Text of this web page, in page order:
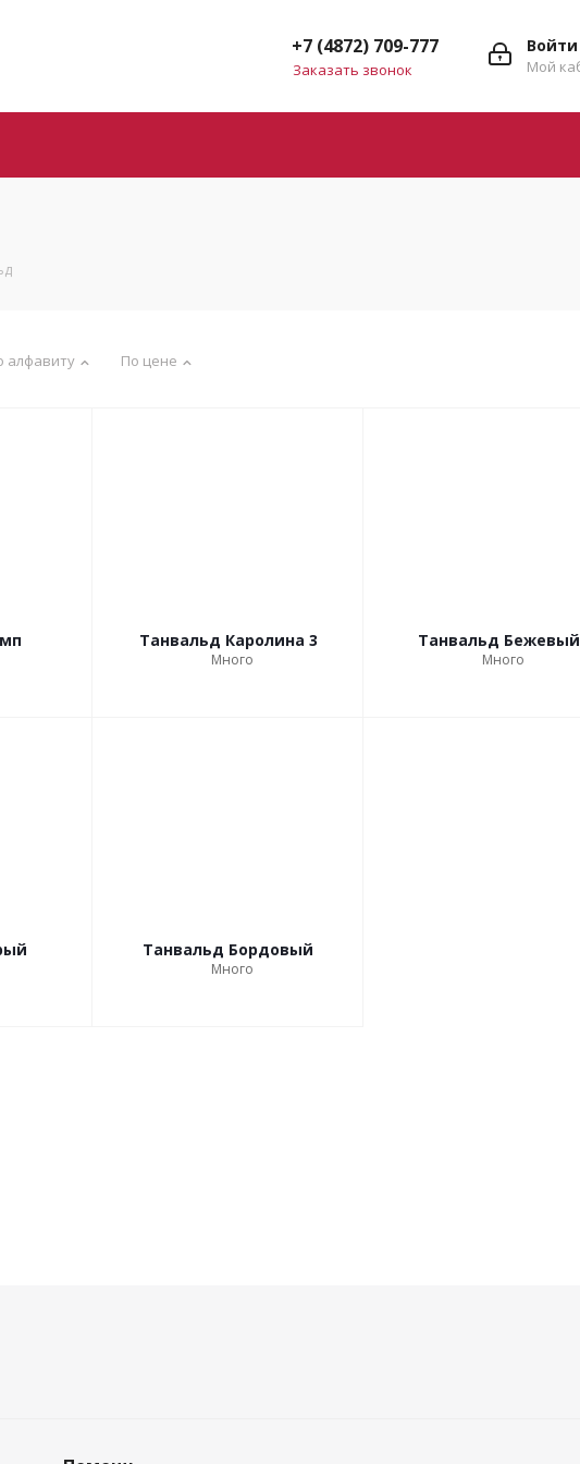
Войти
+7 (4872) 709-777
Заказать звонок
алфавиту По цене
Танвальд Каролина 3
Много
Танвальд Бежевый
Много
Танвальд Бордовый
Много